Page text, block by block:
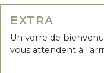
EXTRA
Un verre de
vous attendent à